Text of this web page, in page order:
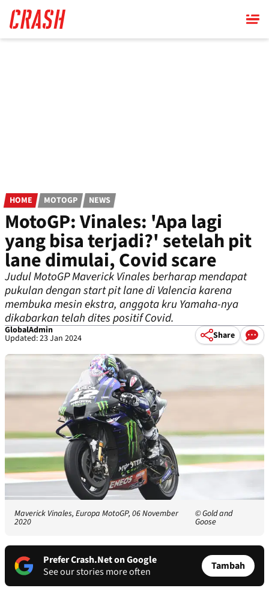
main
content
HOME MOTOGP NEWS
MotoGP: Vinales: 'Apa lagi
yang bisa terjadi?' setelah pit
lane dimulai, Covid scare
Judul MotoGP Maverick Vinales berharap mendapat
pukulan dengan start pit lane di Valencia karena
membuka mesin ekstra, anggota kru Yamaha-nya
dikabarkan telah dites positif Covid.
GlobalAdmin
Updated: 23 Jan 2024 Share
Maverick Vinales, Europa MotoGP, 06 November
2020
© Gold and
Goose
Prefer Crash.Net on Google
See our stories more often
Tambah